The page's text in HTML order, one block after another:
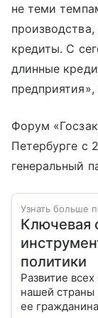
не теми
кредиты. С
длинные
Форум
Петербурге с
генеральный
Узнать больше
Ключевая
политики
Развитие
нашей страны
ее